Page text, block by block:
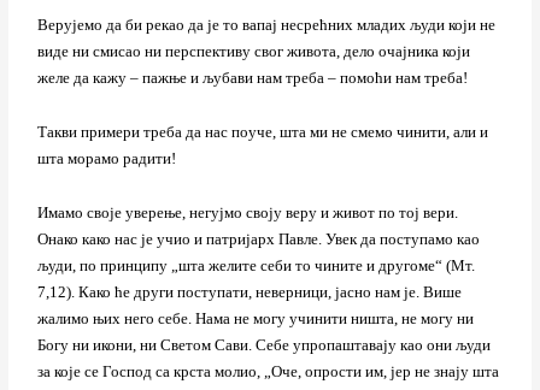
Верујемо да би рекао да је то вапај несрећних младих људи који не
виде ни смисао ни перспективу свог живота, дело очајника који
желе да кажу – пажње и љубави нам треба – помоћи нам треба!
Такви примери треба да нас поуче, шта ми не смемо чинити, али и
шта морамо радити!
Имамо своје уверење, негујмо своју веру и живот по тој вери.
Онако како нас је учио и патријарх Павле. Увек да поступамо као
људи, по принципу „шта желите себи то чините и другоме“ (Мт.
7,12). Како ће други поступати, неверници, јасно нам је. Више
жалимо њих него себе. Нама не могу учинити ништа, не могу ни
Богу ни икони, ни Светом Сави. Себе упропаштавају као они људи
за које се Господ са крста молио, „Оче, опрости им, јер не знају шта